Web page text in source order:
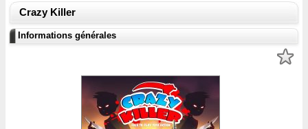
Crazy Killer
Informations générales